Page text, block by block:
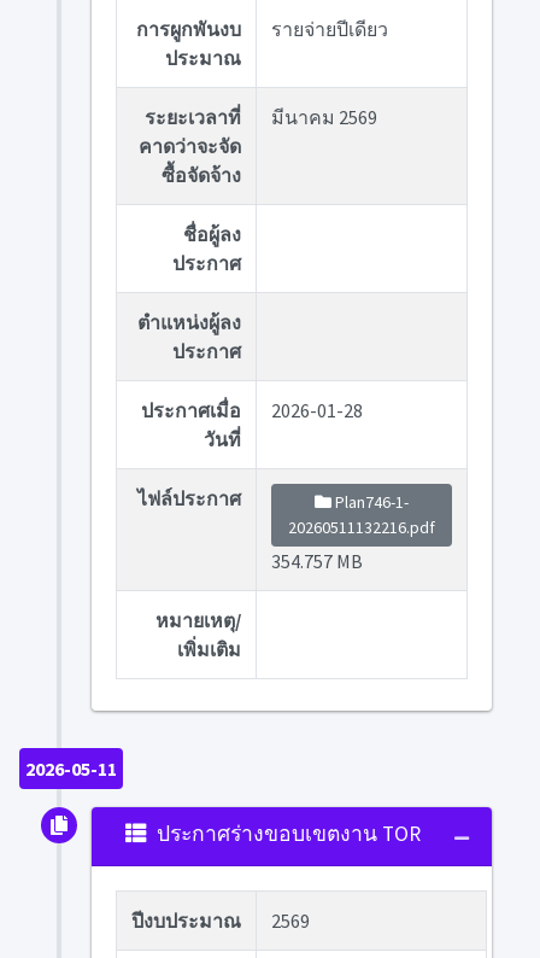
การผูกพันงบ
ประมาณ
รายจ่ายปีเดียว
ระยะเวลาที่
คาดว่าจะจัด
ซื้อจัดจ้าง
มีนาคม 2569
ชื่อผู้ลง
ประกาศ
ตำแหน่งผู้ลง
ประกาศ
ประกาศเมื่อ
วันที่
2026-01-28
ไฟล์ประกาศ
Plan746-1-
20260511132216.pdf
354.757 MB
หมายเหตุ/
เพิ่มเติม
2026-05-11
ประกาศร่างขอบเขตงาน TOR
ปีงบประมาณ 2569